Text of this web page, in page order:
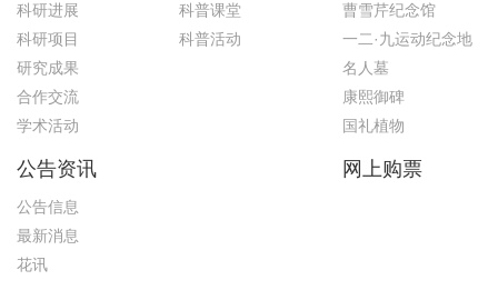
科研进展
科研项目
研究成果
合作交流
学术活动
科普课堂
科普活动
曹雪芹纪念馆
一二·九运动纪念地
名人墓
康熙御碑
国礼植物
公告资讯
公告信息
最新消息
花讯
网上购票